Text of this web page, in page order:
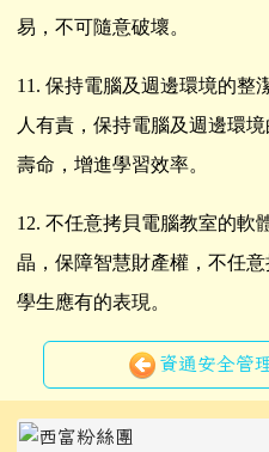
易，不可隨意破壞。
11. 保持電腦及週邊環境的整
人有責，保持電腦及週邊環
壽命，增進學習效率。
12. 不任意拷貝電腦教室的軟
晶，保障智慧財產權，不任
學生應有的表現。
資通安全管
左邊區域內容